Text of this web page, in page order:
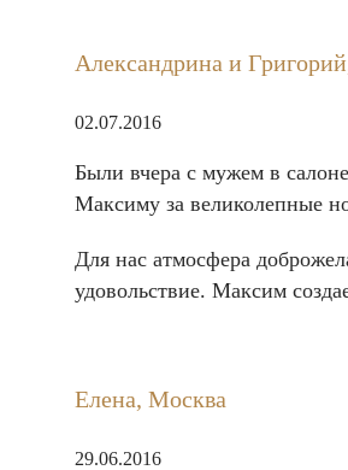
Александрина и
02.07.2016
Были вчера с мужем в
Максиму за великолепные
Для нас атмосфера
удовольствие. Максим
Елена, Москва
29.06.2016